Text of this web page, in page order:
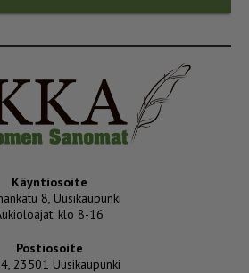
Käyntiosoite
8, Uusikaupunki
klo 8-16
Postiosoite
23501 Uusikaupunki